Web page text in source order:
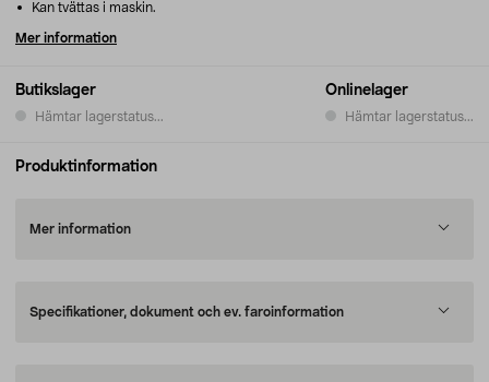
Butikslager
Hämtar lagerstatus...
Onlinelager
Hämtar lagerstatus...
Kan tvättas i maskin.
Mer information
Produktinformation
Mer information
Specifikationer, dokument och ev. faroinformation